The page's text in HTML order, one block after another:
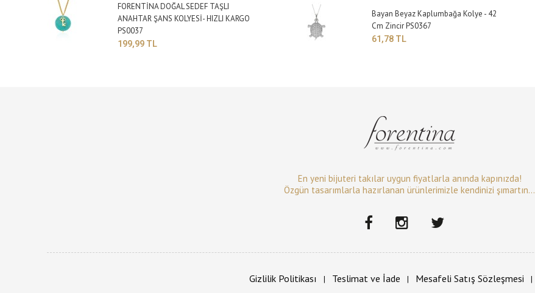
FORENTİNA DOĞAL SEDEF TAŞLI
ANAHTAR ŞANS KOLYESİ- HIZLI KARGO
PS0037
199,99 TL
Bayan Beyaz Kaplumbağa Kolye - 42
Cm Zincir PS0367
61,78 TL
En yeni bijuteri takılar uygun fiyatlarla anında kapınızda!
Özgün tasarımlarla hazırlanan ürünlerimizle kendinizi şımartın...
Gizlilik Politikası | Teslimat ve İade | Mesafeli Satış Sözleşmesi |